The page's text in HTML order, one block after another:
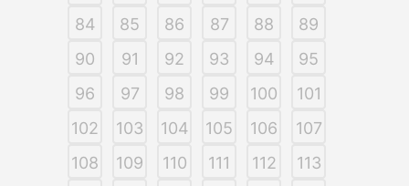
84
85 86 87 88
89
90
91 92 93 94
95
96
97 98 99 100
101
102
103 104 105 106
107
108
109 110 111 112
113